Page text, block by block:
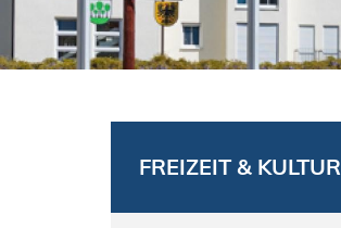
FREIZEIT & KULTUR